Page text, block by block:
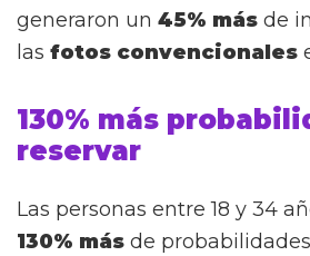
generaron un 45% más de
las fotos convencionales
130% más
reservar
Las personas entre 18 y 34
130% más de